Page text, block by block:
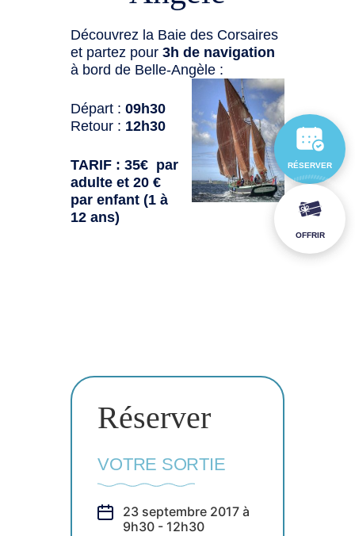
Découvrez la Baie des Corsaires
et partez pour3h de navigation
à bord de Belle-Angèle :
Départ :09h30
Retour : 12h30
TARIF : 35€ par
adulte et 20 €
par enfant (1 à
12 ans)
Réserver
VOTRE SORTIE
23 septembre 2017 à
9h30 - 12h30
RÉSERVER
OFFRIR